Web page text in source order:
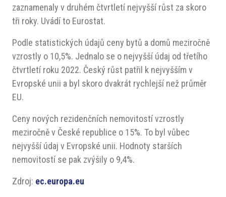
Členská sekce
zaznamenaly v druhém čtvrtletí nejvyšší růst za skoro
tři roky. Uvádí to Eurostat.
Podle statistických údajů ceny bytů a domů meziročně
vzrostly o 10,5%. Jednalo se o nejvyšší údaj od třetího
čtvrtletí roku 2022. Český růst patřil k nejvyšším v
Evropské unii a byl skoro dvakrát rychlejší než průměr
EU.
Ceny nových rezidenčních nemovitostí vzrostly
meziročně v České republice o 15%. To byl vůbec
nejvyšší údaj v Evropské unii. Hodnoty starších
nemovitostí se pak zvýšily o 9,4%.
Zdroj: ec.europa.eu